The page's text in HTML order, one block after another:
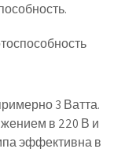
3 Ватта.
в 220 В и
эффективна в